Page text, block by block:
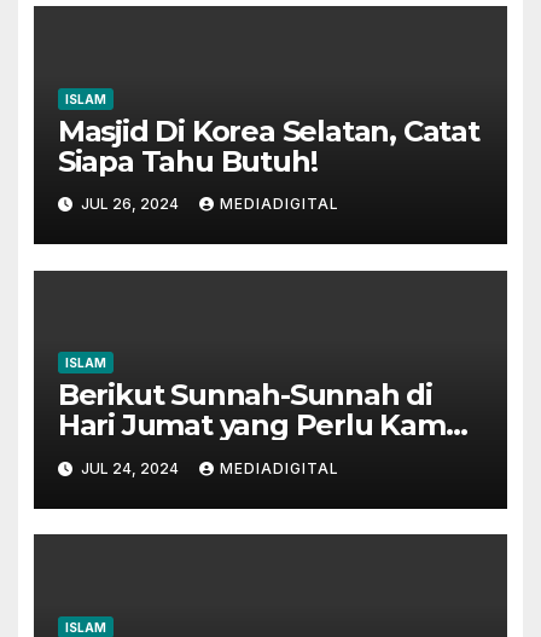
ISLAM
Masjid Di Korea Selatan, Catat
Siapa Tahu Butuh!
JUL 26, 2024 MEDIADIGITAL
ISLAM
Berikut Sunnah-Sunnah di
Hari Jumat yang Perlu Kamu
Tahu!
JUL 24, 2024 MEDIADIGITAL
ISLAM